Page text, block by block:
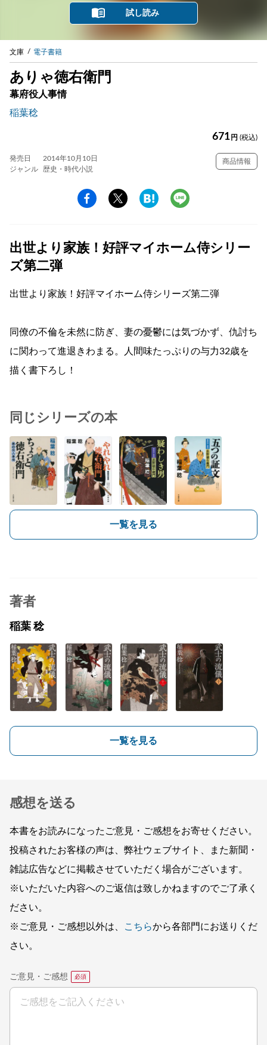
試し読み
文庫 電子書籍
ありゃ徳右衛門
幕府役人事情
稲葉稔
671 円 (税込)
発売日
2014年10月10日
ジャンル
歴史・時代小説
商品情報
出世より家族！好評マイホーム侍シリー
ズ第二弾
出世より家族！好評マイホーム侍シリーズ第二弾
同僚の不倫を未然に防ぎ、妻の憂鬱には気づかず、仇討ち
に関わって進退きわまる。人間味たっぷりの与力32歳を
描く書下ろし！
同じシリーズの本
一覧を見る
著者
稲葉 稔
一覧を見る
感想を送る
本書をお読みになったご意見・ご感想をお寄せください。
投稿されたお客様の声は、弊社ウェブサイト、また新聞・
雑誌広告などに掲載させていただく場合がございます。
※いただいた内容へのご返信は致しかねますのでご了承く
ださい。
※ご意見・ご感想以外は、
こちらから各部門にお送りくだ
さい。
ご意見・ご感想